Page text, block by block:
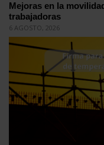
Mejoras en la
trabajadoras
6 AGOSTO, 2026